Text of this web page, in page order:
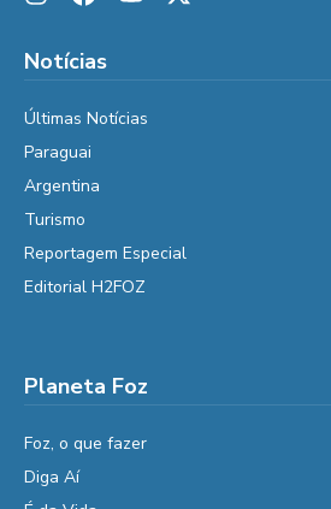
Notícias
Últimas Notícias
Paraguai
Argentina
Turismo
Reportagem Especial
Editorial H2FOZ
Planeta Foz
Foz, o que fazer
Diga Aí